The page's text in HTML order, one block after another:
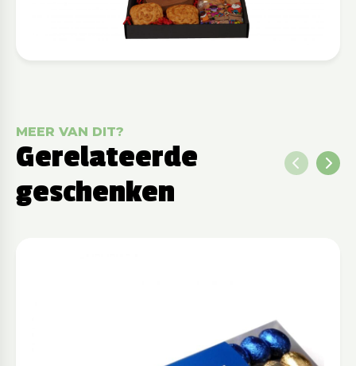
MEER VAN DIT?
Gerelateerde
geschenken